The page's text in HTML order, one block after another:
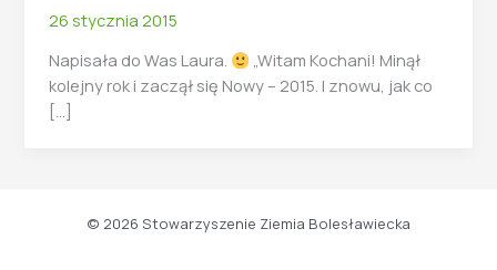
26 stycznia 2015
Napisała do Was Laura.
„Witam Kochani! Minął
kolejny rok i zaczął się Nowy – 2015. I znowu, jak co
[…]
© 2026 Stowarzyszenie Ziemia Bolesławiecka